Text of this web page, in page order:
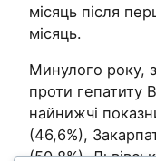
місяць після
місяць.
Минулого року,
проти гепатиту
найнижчі
(46,6%),
(50,8%),